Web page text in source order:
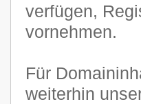
verfügen,
vornehmen.
Für
weiterhin